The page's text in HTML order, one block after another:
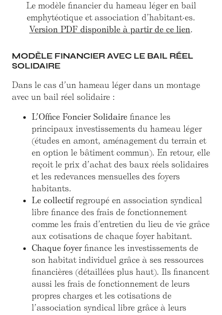
Le modèle financier du hameau léger en bail
emphytéotique et association d’habitant·es.
Version PDF disponible à partir de ce lien.
MODÈLE FINANCIER AVEC LE BAIL RÉEL
SOLIDAIRE
Dans le cas d’un hameau léger dans un montage
avec un bail réel solidaire :
L’Office Foncier Solidaire finance les
principaux investissements du hameau léger
(études en amont, aménagement du terrain et
en option le bâtiment commun). En retour, elle
reçoit le prix d’achat des baux réels solidaires
et les redevances mensuelles des foyers
habitants.
Le collectifregroupé en association syndical
libre finance des frais de fonctionnement
comme les frais d’entretien du lieu de vie grâce
aux cotisations de chaque foyer habitant.
Chaque foyerfinance les investissements de
son habitat individuel grâce à ses ressources
financières (détaillées plus haut). Ils financent
aussi les frais de fonctionnement de leurs
propres charges et les cotisations de
l’association syndical libre grâce à leurs